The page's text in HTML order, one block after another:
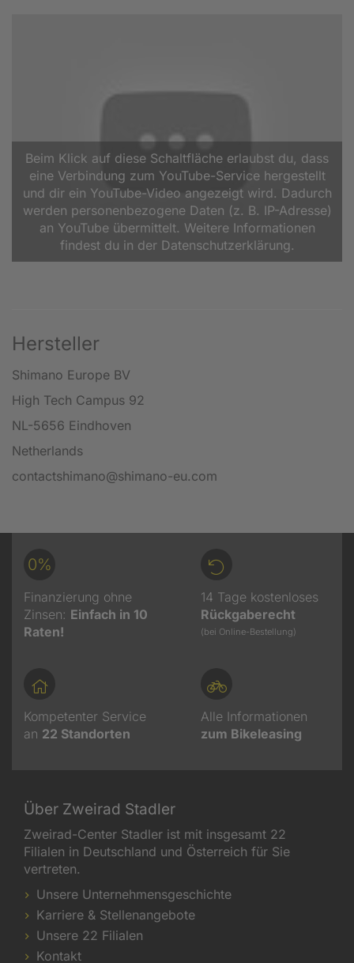
Beim Klick auf diese Schaltfläche erlaubst du, dass
eine Verbindung zum YouTube-Service hergestellt
und dir ein YouTube-Video angezeigt wird. Dadurch
werden personenbezogene Daten (z. B. IP-Adresse)
an YouTube übermittelt. Weitere Informationen
findest du in der Datenschutzerklärung.
Hersteller
Shimano Europe BV
High Tech Campus 92
NL-5656 Eindhoven
Netherlands
contactshimano@shimano-eu.com
0%
Finanzierung ohne
Zinsen: Einfach in 10
Raten!
14 Tage kostenloses
Rückgaberecht
(bei Online-Bestellung)
Kompetenter Service
an 22 Standorten
Alle Informationen
zum Bikeleasing
Über Zweirad Stadler
Zweirad-Center Stadler ist mit insgesamt 22
Filialen in Deutschland und Österreich für Sie
vertreten.
Unsere Unternehmensgeschichte
Karriere & Stellenangebote
Unsere 22 Filialen
Kontakt